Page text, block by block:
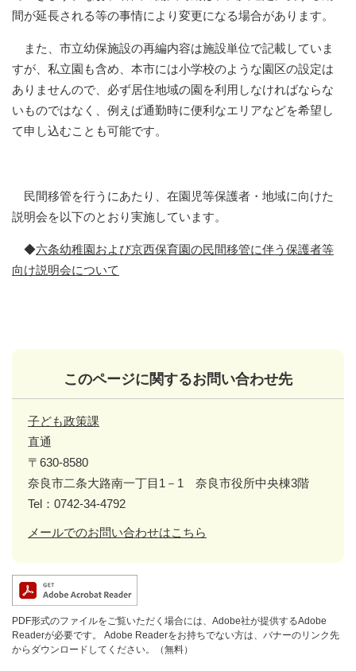
間が延長される等の事情により変更になる場合があります。
また、市立幼保施設の再編内容は施設単位で記載していま
すが、私立園も含め、本市には小学校のような園区の設定は
ありませんので、必ず居住地域の園を利用しなければならな
いものではなく、例えば通勤時に便利なエリアなどを希望し
て申し込むことも可能です。
民間移管を行うにあたり、在園児等保護者・地域に向けた
説明会を以下のとおり実施しています。
◆六条幼稚園および京西保育園の民間移管に伴う保護者等
向け説明会について
このページに関するお問い合わせ先
子ども政策課
直通
〒630-8580
奈良市二条大路南一丁目1－1 奈良市役所中央棟3階
Tel：0742-34-4792
メールでのお問い合わせはこちら
PDF形式のファイルをご覧いただく場合には、Adobe社が提供するAdobe
Readerが必要です。
Adobe Readerをお持ちでない方は、バナーのリンク先
からダウンロードしてください。（無料）